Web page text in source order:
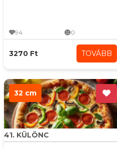
94 0
3270 Ft TOVÁBB
32 cm
41. KÜLÖNC